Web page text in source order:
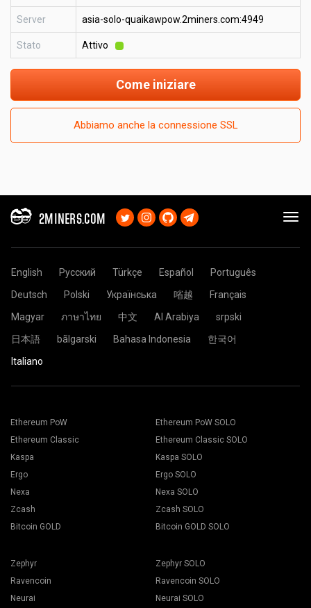
Server asia-solo-quaikawpow.2miners.com:4949
Stato Attivo
Come iniziare
Abbiamo anche la connessione SSL
2MINERS.COM
English Русский Türkçe Español
Português
Deutsch
Polski Українська 㗂越
Français
Magyar
ภาษาไทย 中文 Al Arabiya
srpski
日本語
bãlgarski Bahasa Indonesia
한국어
Italiano
Ethereum PoW
Ethereum Classic
Kaspa
Ergo
Nexa
Zcash
Bitcoin GOLD
Ethereum PoW SOLO
Ethereum Classic SOLO
Kaspa SOLO
Ergo SOLO
Nexa SOLO
Zcash SOLO
Bitcoin GOLD SOLO
Zephyr
Ravencoin
Neurai
Zephyr SOLO
Ravencoin SOLO
Neurai SOLO